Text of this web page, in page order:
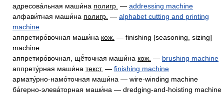
адресова́льная маши́на полигр. — addressing machine
алфави́тная маши́на полигр. — alphabet cutting and printing
machine
аппретиро́вочная маши́на кож. — finishing [seasoning, sizing]
machine
аппретиро́вочная, щё́точная маши́на кож. — brushing machine
аппрету́рная маши́на текст. — finishing machine
армату́рно-намо́точная маши́на — wire-winding machine
ба́герно-элева́торная маши́на — dredging-and-hoisting machine